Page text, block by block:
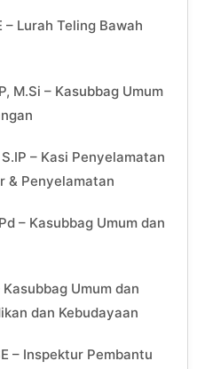
Lurah Teling Bawah
M.Si – Kasubbag Umum
– Kasi Penyelamatan
& Penyelamatan
– Kasubbag Umum dan
Umum dan
dan Kebudayaan
– Inspektur Pembantu